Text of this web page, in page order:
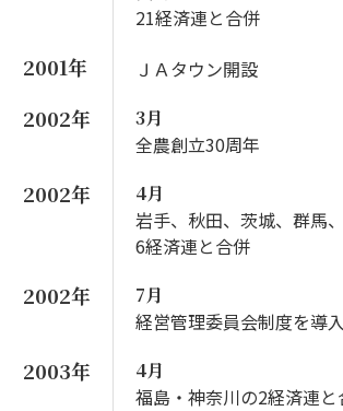
21経済連と合併
2001年 ＪＡタウン開設
2002年 3月
全農創立30周年
2002年 4月
岩手、秋田、茨城、群馬
6経済連と合併
2002年 7月
経営管理委員会制度を導入
2003年 4月
福島・神奈川の2経済連と